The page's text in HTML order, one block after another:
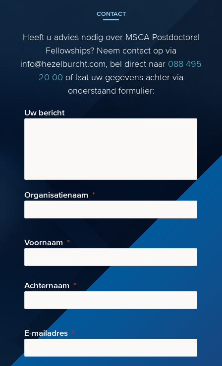
CONTACT
Heeft u advies nodig over MSCA Postdoctoral
Fellowships? Neem contact op via
info@hezelburcht.com, bel direct naar 088 495
20 00 of laat uw gegevens achter via
onderstaand formulier:
Uw bericht
Organisatienaam
Voornaam
Achternaam
E-mailadres